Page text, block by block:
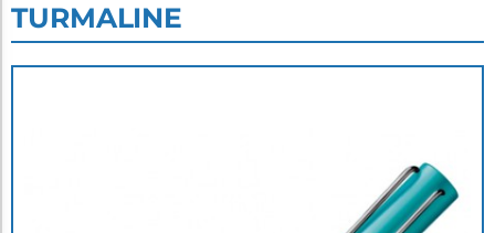
TURMALINE